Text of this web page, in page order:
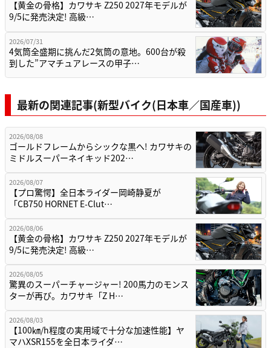
【黄金の骨格】カワサキ Z250 2027年モデルが
9/5に発売決定! 高級…
2026/07/31
4気筒全盛期に挑んだ2気筒の意地。600台が殺
到した”アマチュアレースの甲子…
最新の関連記事(新型バイク(日本車／国産車))
2026/08/08
ゴールドフレームからシックな黒へ! カワサキの
ミドルスーパーネイキッド202…
2026/08/07
【プロ驚愕】全日本ライダー岡崎静夏が
「CB750 HORNET E-Clut…
2026/08/06
【黄金の骨格】カワサキ Z250 2027年モデルが
9/5に発売決定! 高級…
2026/08/05
驚異のスーパーチャージャー! 200馬力のモンス
ターが再び。カワサキ「Z H…
2026/08/03
【100㎞/h程度の実用域で十分な加速性能】ヤ
マハXSR155を全日本ライダ…